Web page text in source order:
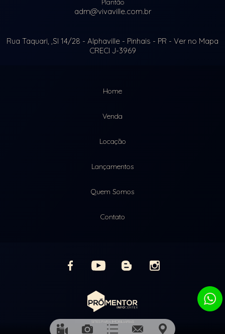
Plantão
adm@vivaville.com.br
Rua Taquari, ,Sl 14/28 - Alphaville - Pinhais - PR - Ver no Mapa
CRECI J-3969
Home
Venda
Locação
Lançamentos
Quem Somos
Contato
SITES PARA IMOBILIÁRIAS